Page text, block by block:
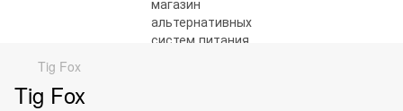
Tig Fox
Tig Fox